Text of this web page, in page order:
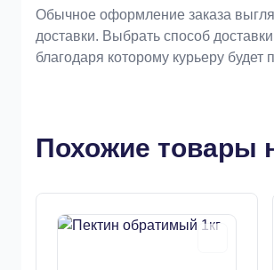
Обычное оформление заказа
доставки. Выбрать способ
благодаря которому курьеру
Похожие товары